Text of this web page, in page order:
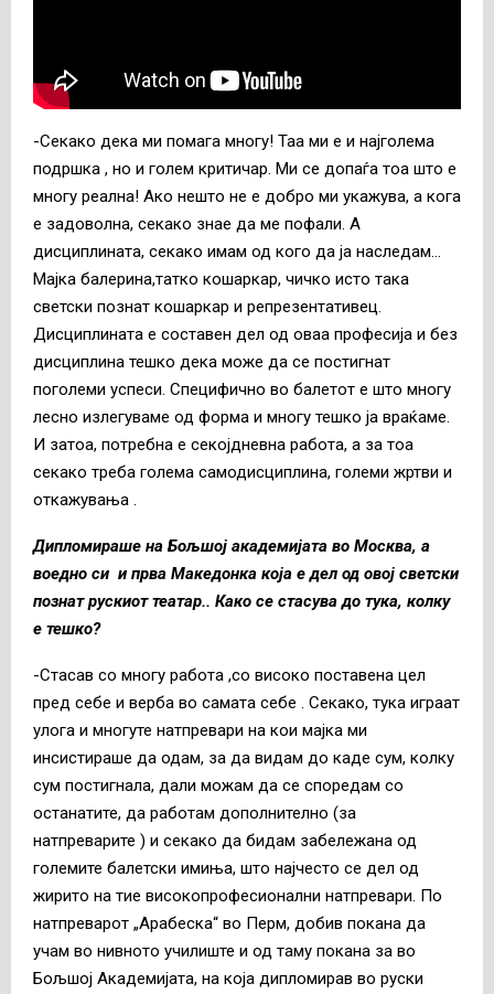
-Секако дека ми помага многу! Таа ми е и најголема
подршка , но и голем критичар. Ми се допаѓа тоа што е
многу реална! Aко нешто не е добро ми укажува, а кога
е задоволна, секако знае да ме пофали. А
дисциплината, секако имам од кого да ја наследам…
Mајка балерина,татко кошаркар, чичко исто така
светски познат кошаркар и репрезентативец.
Дисциплината е составен дел од оваа професија и без
дисциплина тешко дека може да се постигнат
поголеми успеси. Специфично во балетот е што многу
лесно излегуваме од форма и многу тешко ја враќаме.
И затоа, потрeбна е секојдневна работа, а за тоа
секако треба голема самодисциплина, големи жртви и
откажувања .
Дипломираше на Бољшој академијата во Москва, а
воедно си и прва Македонка која е дел од овој светски
познат рускиот театар.. Како се стасува до тука, колку
е тешко?
-Стасав со многу работа ,со високо поставена цел
пред себе и верба во самата себе . Секако, тука играат
улога и многуте натпревари на кои мајка ми
инсистираше да одам, за да видам до каде сум, колку
сум постигнала, дали можам да се споредам со
останатите, да работам дополнително (за
натпреварите ) и секако да бидам забележана од
големите балетски имиња, што најчесто се дел од
жирито на тие високопрофесионални натпревари. По
натпреварот „Арабеска“ во Перм, добив покана да
учам во нивното училиште и од таму покана за во
Бољшој Академијата, на која дипломирав во руски